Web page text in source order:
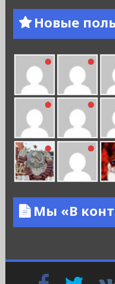
Новые
Мы «В
Facebook